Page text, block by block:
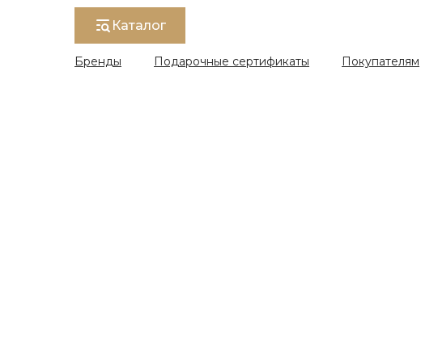
Каталог
Бренды Подарочные сертификаты Покупателям